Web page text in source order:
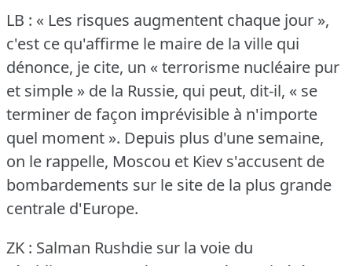
LB : « Les risques augmentent chaque jour »,
c'est ce qu'affirme le maire de la ville qui
dénonce, je cite, un « terrorisme nucléaire pur
et simple » de la Russie, qui peut, dit-il, « se
terminer de façon imprévisible à n'importe
quel moment ». Depuis plus d'une semaine,
on le rappelle, Moscou et Kiev s'accusent de
bombardements sur le site de la plus grande
centrale d'Europe.
ZK : Salman Rushdie sur la voie du